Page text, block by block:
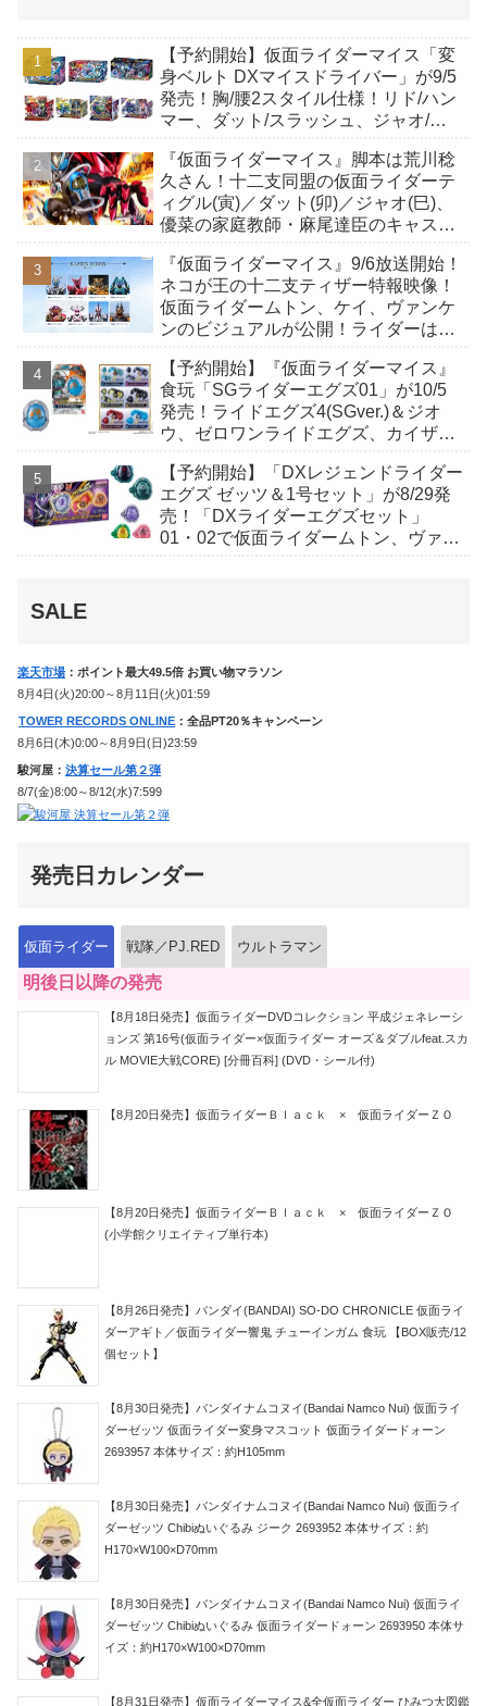
【予約開始】仮面ライダーマイス「変
身ベルト DXマイスドライバー」が9/5
発売！胸/腰2スタイル仕様！リド/ハン
マー、ダット/スラッシュ、ジャオ/バ
も！
『仮面ライダーマイス』脚本は荒川稔
久さん！十二支同盟の仮面ライダーテ
ィグル(寅)／ダット(卯)／ジャオ(巳)、
優菜の家庭教師・麻尾達臣のキャスト
んも変身！
『仮面ライダーマイス』9/6放送開始！
ネコが王の十二支ティザー特報映像！
仮面ライダームトン、ケイ、ヴァンケ
ンのビジュアルが公開！ライダーは子
【予約開始】『仮面ライダーマイス』
食玩「SGライダーエグズ01」が10/5
発売！ライドエグズ4(SGver.)＆ジオ
ウ、ゼロワンライドエグズ、カイザ、
【予約開始】「DXレジェンドライダー
エグズ ゼッツ＆1号セット」が8/29発
売！「DXライダーエグズセット」
01・02で仮面ライダームトン、ヴァン
SALE
楽天市場 ：ポイント最大49.5倍 お買い物マラソン
8月4日(火)20:00～8月11日(火)01:59
TOWER RECORDS ONLINE ：全品PT20％キャンペーン
8月6日(木)0:00～8月9日(日)23:59
駿河屋： 決算セール第２弾
8/7(金)8:00～8/12(水)7:599
発売日カレンダー
仮面ライダー 戦隊／PJ.RED ウルトラマン
明後日以降の発売
【8月18日発売】仮面ライダーDVDコレクション 平成ジェネレーシ
ョンズ 第16号(仮面ライダー×仮面ライダー オーズ＆ダブルfeat.スカ
ル MOVIE大戦CORE) [分冊百科] (DVD・シール付)
【8月20日発売】仮面ライダーＢｌａｃｋ × 仮面ライダーＺＯ
【8月20日発売】仮面ライダーＢｌａｃｋ × 仮面ライダーＺＯ
(小学館クリエイティブ単行本)
【8月26日発売】バンダイ(BANDAI) SO-DO CHRONICLE 仮面ライ
ダーアギト／仮面ライダー響鬼 チューインガム 食玩 【BOX販売/12
個セット】
【8月30日発売】バンダイナムコヌイ(Bandai Namco Nui) 仮面ライ
ダーゼッツ 仮面ライダー変身マスコット 仮面ライダードォーン
2693957 本体サイズ：約H105mm
【8月30日発売】バンダイナムコヌイ(Bandai Namco Nui) 仮面ライ
ダーゼッツ Chibiぬいぐるみ ジーク 2693952 本体サイズ：約
H170×W100×D70mm
【8月30日発売】バンダイナムコヌイ(Bandai Namco Nui) 仮面ライ
ダーゼッツ Chibiぬいぐるみ 仮面ライダードォーン 2693950 本体サ
イズ：約H170×W100×D70mm
【8月31日発売】仮面ライダーマイス&全仮面ライダー ひみつ大図鑑